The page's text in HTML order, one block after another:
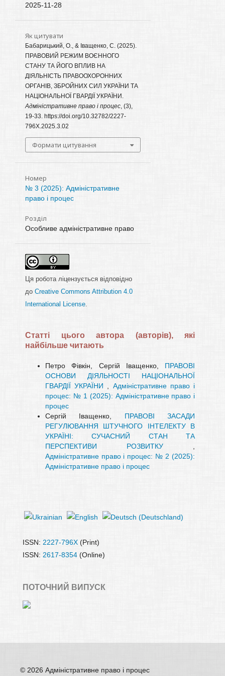
2025-11-28
Як цитувати
Бабарицький, О., & Іващенко, С. (2025).
ПРАВОВИЙ РЕЖИМ ВОЄННОГО
СТАНУ ТА ЙОГО ВПЛИВ НА
ДІЯЛЬНІСТЬ ПРАВООХОРОННИХ
ОРГАНІВ, ЗБРОЙНИХ СИЛ УКРАЇНИ ТА
НАЦІОНАЛЬНОЇ ГВАРДІЇ УКРАЇНИ.
Адміністративне право і процес , (3),
19-33. https://doi.org/10.32782/2227-
796X.2025.3.02
Формати цитування
Номер
№ 3 (2025): Адміністративне
право і процес
Розділ
Особливе адмiнiстративне право
Ця робота ліцензується відповідно
до Creative Commons Attribution 4.0
International License
Статті цього автора (авторів), які
найбільше читають
Петро Фівкін, Сергій Іващенко, ПРАВОВІ
ОСНОВИ ДІЯЛЬНОСТІ НАЦІОНАЛЬНОЇ
ГВАРДІЇ УКРАЇНИ
Адміністративне право і
процес: № 1 (2025): Адміністративне право і
процес
Сергій Іващенко, ПРАВОВІ ЗАСАДИ
РЕГУЛЮВАННЯ ШТУЧНОГО ІНТЕЛЕКТУ В
УКРАЇНІ: СУЧАСНИЙ СТАН ТА
ПЕРСПЕКТИВИ РОЗВИТКУ
Адміністративне право і процес: № 2 (2025):
Адміністративне право і процес
ISSN: 2227-796X (Print)
ISSN: 2617-8354 (Online)
ПОТОЧНИЙ ВИПУСК
© 2026 Адміністративне право і процес